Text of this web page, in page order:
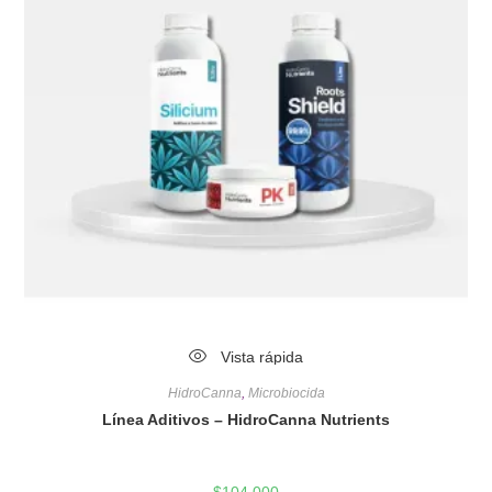
Vista rápida
HidroCanna, Microbiocida
Línea Aditivos – HidroCanna Nutrients